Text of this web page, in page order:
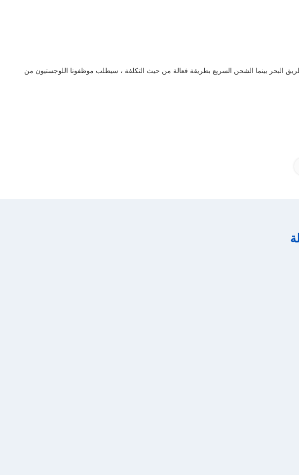
البحر بينما الشحن السريع بطريقة فعالة من حيث التكلفة ، سيطلب موظفونا اللوجستيون من